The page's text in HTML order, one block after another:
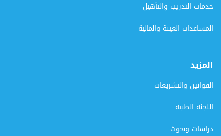
خدمات التدريب والتأهيل
المساعدات العينة والمالية
المزيد
القوانين والتشريعات
اللجنة الطبية
دراسات وبحوث